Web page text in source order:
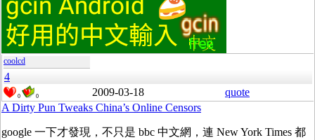
coolcd
4
0 0 2009-03-18
quote
A Dirty Pun Tweaks China’s Online Censors
google 一下才發現，不只是 bbc 中文網，連 New York Times 都